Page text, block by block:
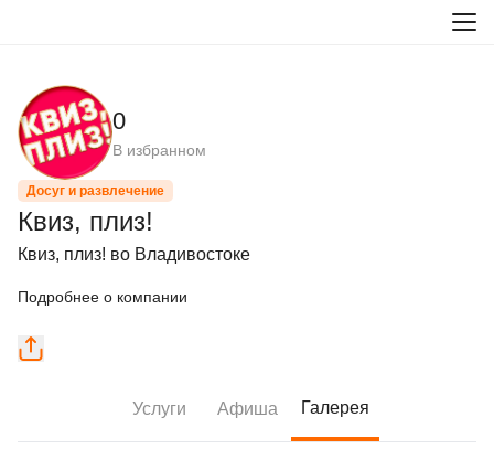
0
В избранном
Досуг и развлечение
Квиз, плиз!
Квиз, плиз! во Владивостоке
Подробнее о компании
Услуги Афиша Галерея